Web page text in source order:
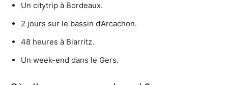
Un citytrip à Bordeaux.
2 jours sur le bassin d’Arcachon.
48 heures à Biarritz.
Un week-end dans le Gers.